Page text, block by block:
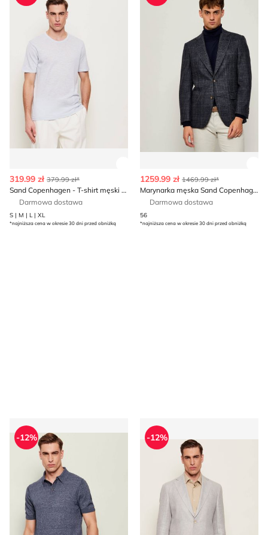
319.99 zł 379.99 zł*
Sand Copenhagen - T-shirt męski na lato
Darmowa dostawa
S | M | L | XL
*najniższa cena w okresie 30 dni przed obniżką
1259.99 zł 1469.99 zł*
Marynarka męska Sand Copenhagen
Darmowa dostawa
56
*najniższa cena w okresie 30 dni przed obniżką
T-shirt męski Sand Copenhagen
-12%
Marynarka męska Sand
-12%